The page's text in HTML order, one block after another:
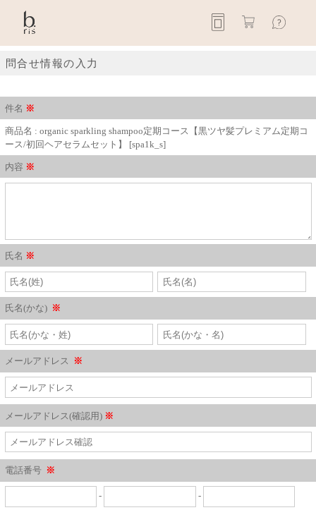
問合せ情報の入力
件名 ※
商品名 : organic sparkling shampoo定期コース【黒ツヤ髪プレミアム定期コ
ース/初回ヘアセラムセット】 [spa1k_s]
内容 ※
氏名 ※
氏名(かな) ※
メールアドレス ※
メールアドレス(確認用) ※
電話番号 ※
- -